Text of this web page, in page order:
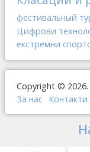
фестивальный
Цифрови
екстремни
Copyright © 2026.
За нас Контакти